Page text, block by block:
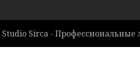
Studio Sirca -